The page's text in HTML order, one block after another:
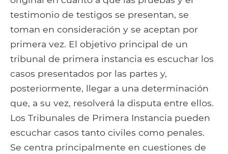
testimonio de testigos se presentan, se
toman en consideración y se aceptan por
primera vez. El objetivo principal de un
tribunal de primera instancia es escuchar los
casos presentados por las partes y,
posteriormente, llegar a una determinación
que, a su vez, resolverá la disputa entre ellos.
Los Tribunales de Primera Instancia pueden
escuchar casos tanto civiles como penales.
Se centra principalmente en cuestiones de